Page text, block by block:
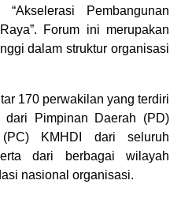
Pembangunan
Forum ini merupakan
dalam struktur organisasi
170 perwakilan yang terdiri
Pimpinan Daerah (PD)
KMHDI dari seluruh
dari berbagai wilayah
nasional organisasi.